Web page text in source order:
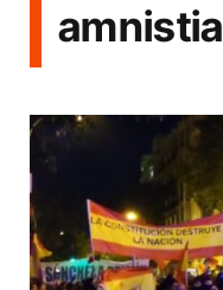
amnistia